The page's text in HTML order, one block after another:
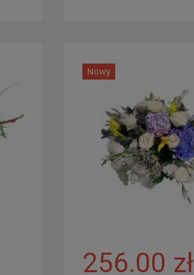
Nowy
256.00 zł